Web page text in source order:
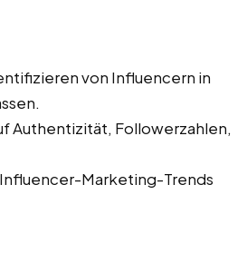
von Influencern in
Authentizität, Followerzahlen,
Marketing-Trends